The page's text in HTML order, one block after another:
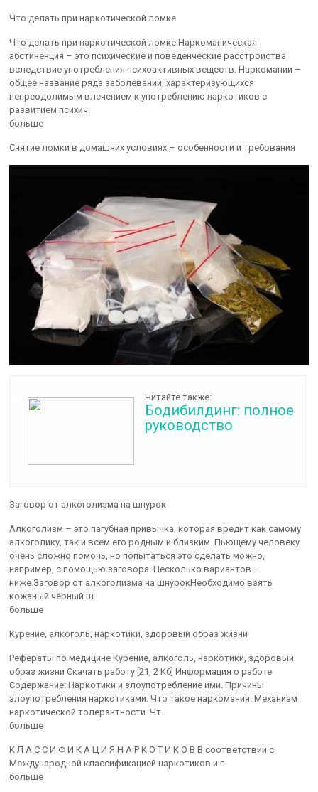
Что делать при наркотической ломке
Что делать при наркотической ломке Наркоманическая
абстиненция – это психические и поведенческие расстройства
вследствие употребления психоактивных веществ. Наркомании –
общее название ряда заболеваний, характеризующихся
непреодолимым влечением к употреблению наркотиков с
развитием психич.
больше
Снятие ломки в домашних условиях – особенности и требования
Читайте также:
Бодибилдинг: полное
руководство
Заговор от алкоголизма на шнурок
Алкоголизм – это пагубная привычка, которая вредит как самому
алкоголику, так и всем его родным и близким. Пьющему человеку
очень сложно помочь, но попытаться это сделать можно,
например, с помощью заговора. Несколько вариантов –
ниже.Заговор от алкоголизма на шнурокНеобходимо взять
кожаный чёрный ш.
больше
Курение, алкоголь, наркотики, здоровый образ жизни
Рефераты по медицине Курение, алкоголь, наркотики, здоровый
образ жизни Скачать работу [21, 2 Кб] Информация о работе
Содержание: Наркотики и злоупотребление ими. Причины
злоупотребления наркотиками. Что такое наркомания. Механизм
наркотической толерантности. Чт.
больше
К Л А С С И Ф И К А Ц И Я Н А Р К О Т И К О В В соответствии с
Международной классификацией наркотиков и п.
больше